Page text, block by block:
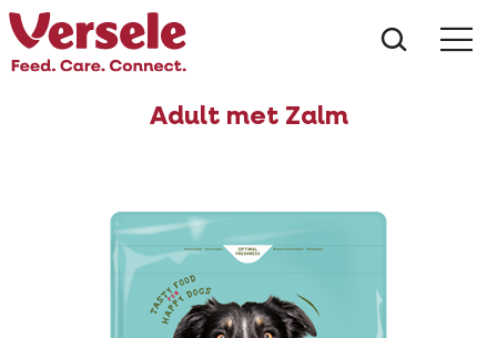
Adult met Zalm